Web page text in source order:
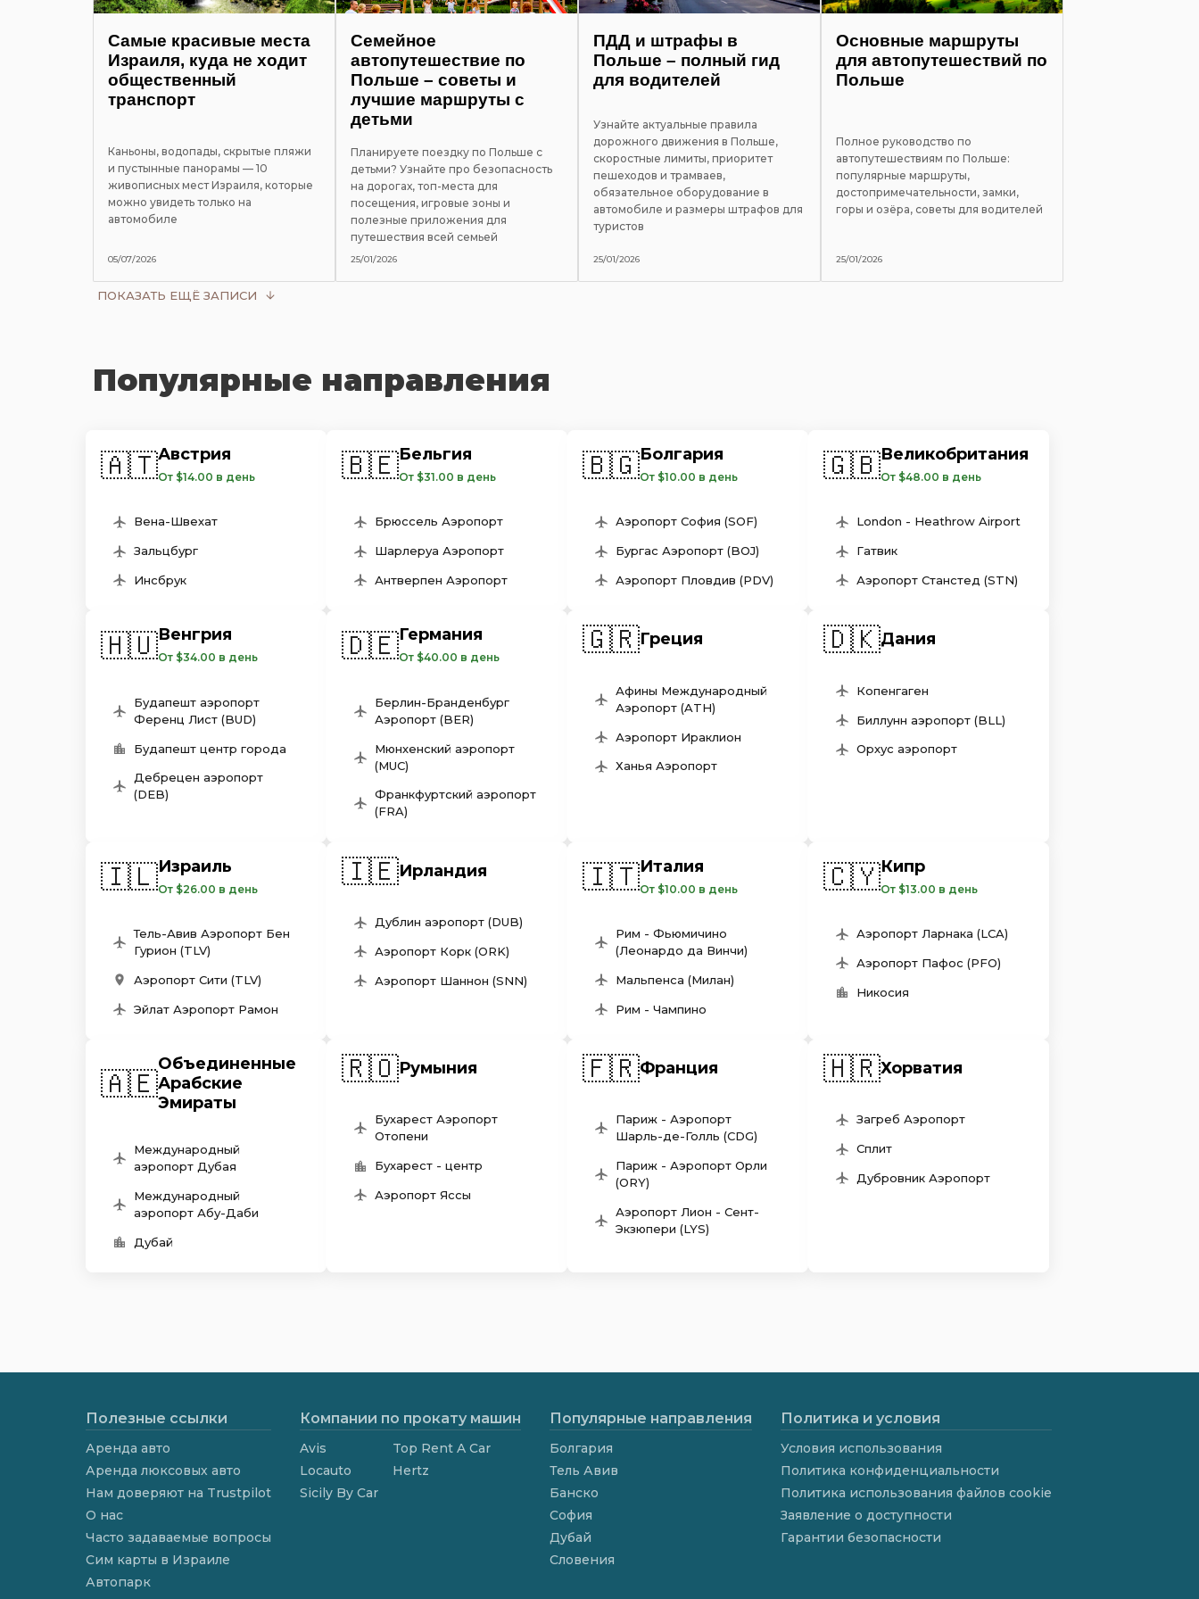
Самые красивые места
Израиля, куда не ходит
общественный
транспорт
Каньоны, водопады, скрытые пляжи
и пустынные панорамы — 10
живописных мест Израиля, которые
можно увидеть только на
автомобиле
05/07/2026
Семейное
автопутешествие по
Польше – советы и
лучшие маршруты с
детьми
Планируете поездку по Польше с
детьми? Узнайте про безопасность
на дорогах, топ-места для
посещения, игровые зоны и
полезные приложения для
путешествия всей семьей
25/01/2026
ПДД и штрафы в
Польше – полный гид
для водителей
Узнайте актуальные правила
дорожного движения в Польше,
скоростные лимиты, приоритет
пешеходов и трамваев,
обязательное оборудование в
автомобиле и размеры штрафов для
туристов
25/01/2026
Основные маршруты
для автопутешествий по
Польше
Полное руководство по
автопутешествиям по Польше:
популярные маршруты,
достопримечательности, замки,
горы и озёра, советы для водителей
25/01/2026
ПОКАЗАТЬ ЕЩЁ ЗАПИСИ
Популярные направления
🇦🇹Австрия
От $14.00 в день
Вена-Швехат
Зальцбург
Инсбрук
🇧🇪Бельгия
От $31.00 в день
Брюссель Аэропорт
Шарлеруа Аэропорт
Антверпен Аэропорт
🇧🇬Болгария
От $10.00 в день
Аэропорт София (SOF)
Бургас Аэропорт (BOJ)
Аэропорт Пловдив (PDV)
🇬🇧Великобритания
От $48.00 в день
London - Heathrow Airport
Гатвик
Аэропорт Станстед (STN)
🇭🇺Венгрия
От $34.00 в день
Будапешт аэропорт
Ференц Лист (BUD)
Будапешт центр города
Дебрецен aэропорт
(DEB)
🇩🇪Германия
От $40.00 в день
Берлин-Бранденбург
Аэропорт (BER)
Мюнхенский аэропорт
(MUC)
Франкфуртский аэропорт
(FRA)
🇬🇷Греция
Афины Международный
Аэропорт (ATH)
Аэропорт Ираклион
Ханья Аэропорт
🇩🇰Дания
Копенгаген
Биллунн аэропорт (BLL)
Орхус аэропорт
🇮🇱Израиль
От $26.00 в день
Тель-Авив Аэропорт Бен
Гурион (TLV)
Аэропорт Сити (TLV)
Эйлат Аэропорт Рамон
🇮🇪Ирландия
Дублин аэропорт (DUB)
Аэропорт Корк (ORK)
Аэропорт Шаннон (SNN)
🇮🇹Италия
От $10.00 в день
Рим - Фьюмичино
(Леонардо да Винчи)
Мальпенса (Милан)
Рим - Чампино
🇨🇾Кипр
От $13.00 в день
Аэропорт Ларнака (LCA)
Аэропорт Пафос (PFO)
Никосия
🇦🇪
Объединенные
Арабские
Эмираты
Международный
аэропорт Дубая
Международный
аэропорт Абу-Даби
Дубай
🇷🇴Румыния
Бухарест Аэропорт
Отопени
Бухарест - центр
Аэропорт Яссы
🇫🇷Франция
Париж - Аэропорт
Шарль-де-Голль (CDG)
Париж - Аэропорт Орли
(ORY)
Аэропорт Лион - Сент-
Экзюпери (LYS)
🇭🇷Хорватия
Загреб Аэропорт
Сплит
Дубровник Аэропорт
Полезные ссылки
Аренда авто
Аренда люксовых авто
Нам доверяют на Trustpilot
О нас
Часто задаваемые вопросы
Сим карты в Израиле
Автопарк
Компании по прокату машин
Avis
Locauto
Sicily By Car
Top Rent A Car
Hertz
Популярные направления
Болгария
Тель Авив
Банско
София
Дубай
Словения
Политика и условия
Условия использования
Политика конфиденциальности
Политика использования файлов cookie
Заявление о доступности
Гарантии безопасности